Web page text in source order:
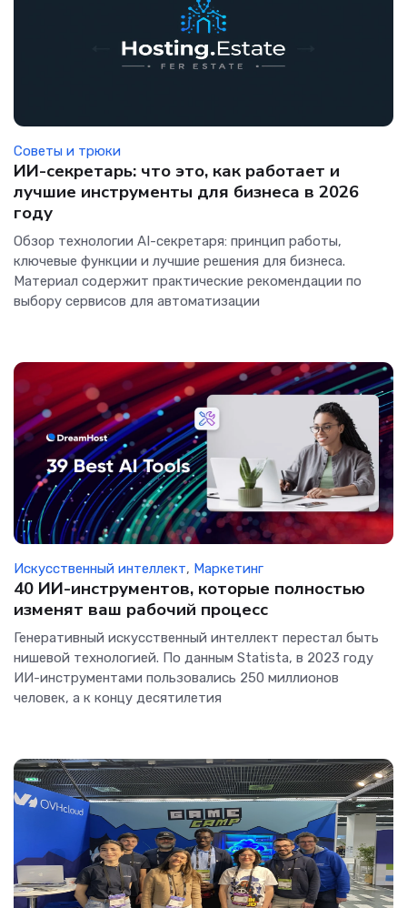
Советы и трюки
ИИ-секретарь: что это, как работает и
лучшие инструменты для бизнеса в 2026
году
Обзор технологии AI-секретаря: принцип работы,
ключевые функции и лучшие решения для бизнеса.
Материал содержит практические рекомендации по
выбору сервисов для автоматизации
Искусственный интеллект, Маркетинг
40 ИИ-инструментов, которые полностью
изменят ваш рабочий процесс
Генеративный искусственный интеллект перестал быть
нишевой технологией. По данным Statista, в 2023 году
ИИ-инструментами пользовались 250 миллионов
человек, а к концу десятилетия